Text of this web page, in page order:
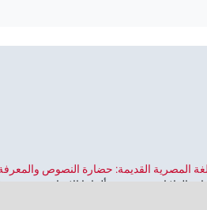
المصرية القديمة: حضارة النصوص
بجمهورية ألمانيا الاتحادية، وهو